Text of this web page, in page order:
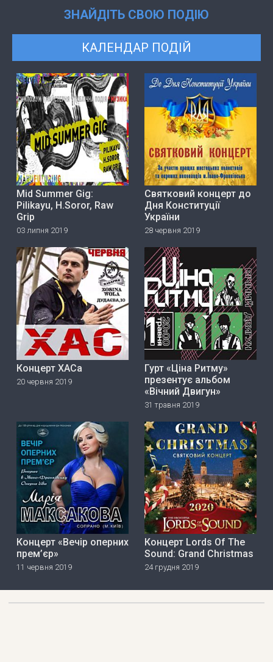
ЗНАЙДІТЬ СВОЮ ПОДІЮ
КАЛЕНДАР ПОДІЙ
Mid Summer Gig:
Pilikayu, H.Soror, Raw
Grip
03 липня 2019
Святковий концерт до
Дня Конституції
України
28 червня 2019
Концерт ХАСа
20 червня 2019
Гурт «Ціна Ритму»
прeзeнтує альбом
«Вічний Двигун»
31 травня 2019
Концерт «Вечір оперних
прем’єр»
11 червня 2019
Концерт Lords Of The
Sound: Grand Christmas
24 грудня 2019